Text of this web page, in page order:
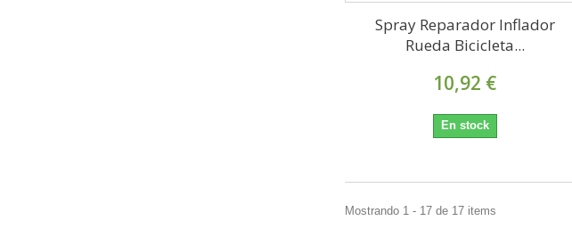
Spray Reparador Inflador
Rueda Bicicleta...
10,92 €
En stock
Mostrando 1 - 17 de 17 items